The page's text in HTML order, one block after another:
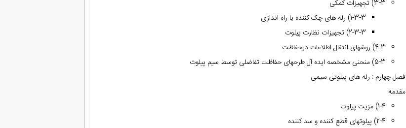
3-3) تجهیزات کمکی
1-3-3) رله های چک کننده یا راه اندازی
2-3-3) تجهیزات نظارت پیلوت
4-3) روشهای انتقال اطلاعات درحفاظت
5-3) منحنی مشخصه ایده آل طرحهای حفاظت تفاضلی توسط سیم پیلوت
فصل چهارم : رله های پیلوتی سیمی
مقدمه
1-4) مزیت پیلوت
2-4) پیلوتهای قطع کننده و سد کننده